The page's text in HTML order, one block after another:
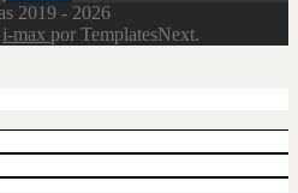
2019 - 2026
i-max por TemplatesNext.